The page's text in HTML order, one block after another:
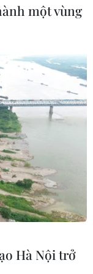
một vùng
Hà Nội trở